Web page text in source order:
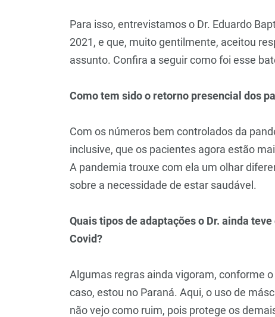
Para isso, entrevistamos o Dr. Eduardo
2021, e que, muito gentilmente, aceitou
assunto. Confira a seguir como foi esse
Como tem sido o retorno presencial dos
Com os números bem controlados da
inclusive, que os pacientes agora estão
A pandemia trouxe com ela um olhar
sobre a necessidade de estar saudável.
Quais tipos de adaptações o Dr. ainda
Covid?
Algumas regras ainda vigoram, conforme
caso, estou no Paraná. Aqui, o uso de
não vejo como ruim, pois protege os